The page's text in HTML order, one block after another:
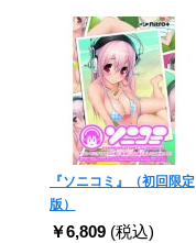
『ソニコミ』（初回限定
版）
￥6,809 (税込)